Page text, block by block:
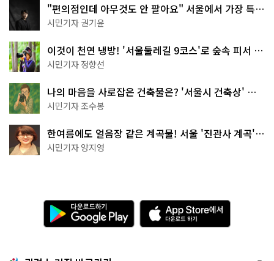
"편의점인데 아무것도 안 팔아요" 서울에서 가장 특별
한 편의점의 정체
시민기자 권기윤
이것이 천연 냉방! '서울둘레길 9코스'로 숲속 피서 떠
나볼까
시민기자 정향선
나의 마음을 사로잡은 건축물은? '서울시 건축상' 수
상작 공개!
시민기자 조수봉
한여름에도 얼음장 같은 계곡물! 서울 '진관사 계곡'이
천국이네~
시민기자 양지영
다
운
로
기
A
p
p